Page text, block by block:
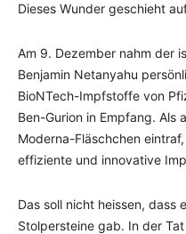
Dieses Wunder geschieht
Am 9. Dezember nahm der
Benjamin Netanyahu
BioNTech-Impfstoffe von
Ben-Gurion in Empfang. Als
Moderna-Fläschchen
effiziente und innovative
Das soll nicht heissen, dass
Stolpersteine gab. In der